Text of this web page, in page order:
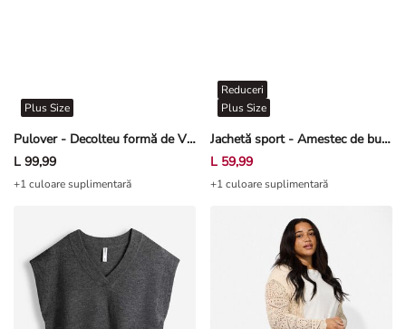
Pulover - Decolteu formă de V - Mov
Plus Size
L 99,99
+1 culoare suplimentară
Jachetă sport - Amestec de bumbac - Gri închis
Reduceri
Plus Size
L 59,99
+1 culoare suplimentară